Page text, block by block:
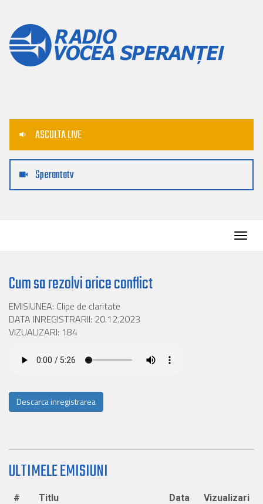
ASCULTA LIVE
Sperantatv
Cum sa rezolvi orice conflict
EMISIUNEA: Clipe de claritate
DATA INREGISTRARII: 20.12.2023
VIZUALIZARI: 184
Descarca inregistrarea
ULTIMELE EMISIUNI
# Titlu Data Vizualizari